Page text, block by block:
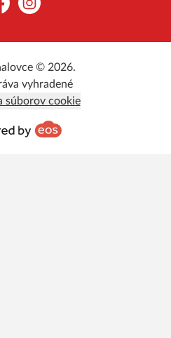
Instagram
© 2026.
vyhradené
súborov cookie